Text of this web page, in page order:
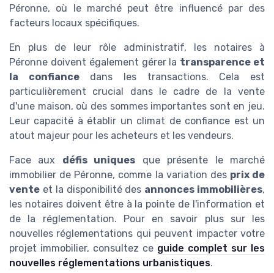
Péronne, où le marché peut être influencé par des
facteurs locaux spécifiques.
En plus de leur rôle administratif, les notaires à
Péronne doivent également gérer la transparence et
la confiancedans les transactions. Cela est
particulièrement crucial dans le cadre de la vente
d'une maison, où des sommes importantes sont en jeu.
Leur capacité à établir un climat de confiance est un
atout majeur pour les acheteurs et les vendeurs.
Face aux défis uniques que présente le marché
immobilier de Péronne, comme la variation des prix de
vente et la disponibilité des annonces immobilières,
les notaires doivent être à la pointe de l'information et
de la réglementation. Pour en savoir plus sur les
nouvelles réglementations qui peuvent impacter votre
projet immobilier, consultez ce guide complet sur les
nouvelles réglementations urbanistiques.